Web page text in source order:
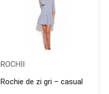
ROCHII
Rochie de zi gri – casual